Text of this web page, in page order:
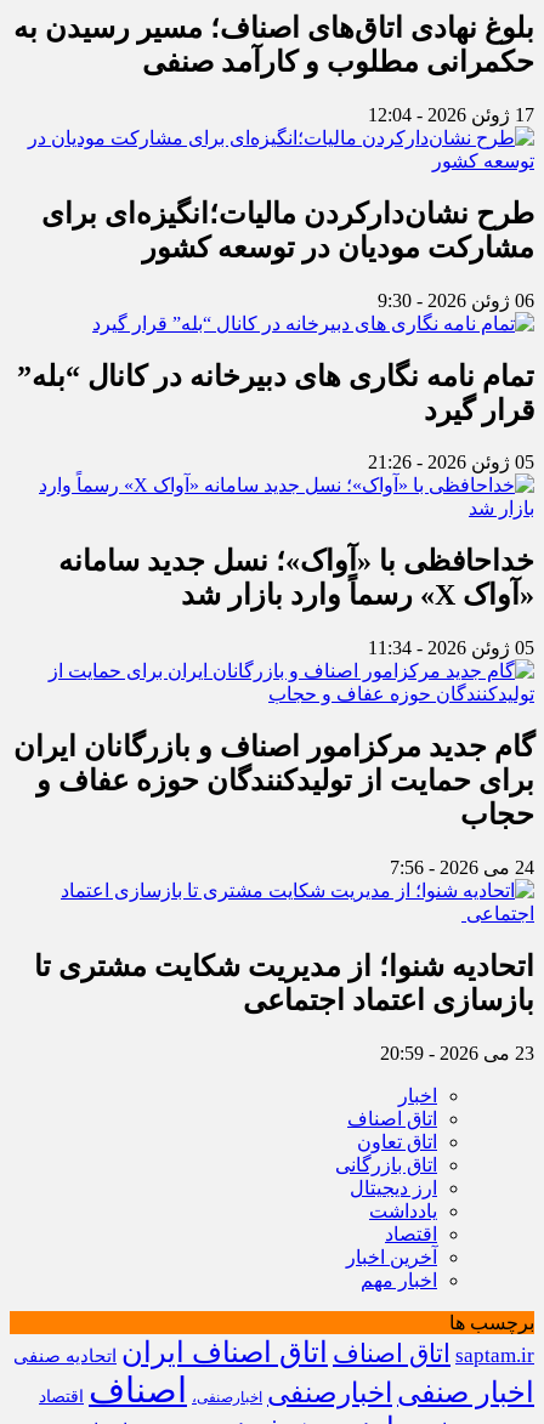
بلوغ نهادی اتاق‌های اصناف؛ مسیر رسیدن به
حکمرانی مطلوب و کارآمد صنفی
17 ژوئن 2026 - 12:04
طرح نشان‌دارکردن مالیات؛انگیزه‌ای برای
مشارکت مودیان در توسعه کشور
06 ژوئن 2026 - 9:30
تمام نامه نگاری های دبیرخانه در کانال “بله”
قرار گیرد
05 ژوئن 2026 - 21:26
خداحافظی با «آواک»؛ نسل جدید سامانه
«آواک X» رسماً وارد بازار شد
05 ژوئن 2026 - 11:34
گام جدید مرکزامور اصناف و بازرگانان ایران
برای حمایت از تولیدکنندگان حوزه عفاف و
حجاب
24 می 2026 - 7:56
اتحادیه شنوا؛ از مدیریت شکایت مشتری تا
بازسازی اعتماد اجتماعی ‌
23 می 2026 - 20:59
اخبار
اتاق اصناف
اتاق تعاون
اتاق بازرگانی
ارز دیجیتال
یادداشت
اقتصاد
آخرین اخبار
اخبار مهم
برچسب ها
saptam.ir اتاق اصناف اتاق اصناف ایران اتحادیه صنفی
اخبار صنفی اخبارصنفی اخبارصنفی، اصناف
اقتصاد